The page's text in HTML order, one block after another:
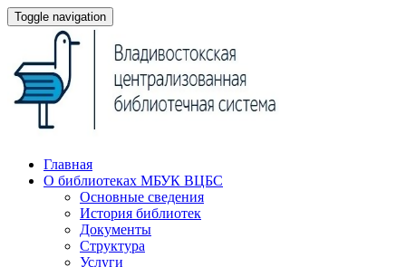
Toggle navigation
Главная
О библиотеках МБУК ВЦБС
Основные сведения
История библиотек
Документы
Структура
Услуги